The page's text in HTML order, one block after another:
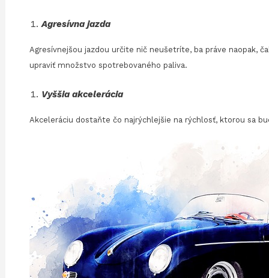
Agresívna jazda
Agresívnejšou jazdou určite nič neušetríte, ba práve naopak,
upraviť množstvo spotrebovaného paliva.
Vyššia akcelerácia
Akceleráciu dostaňte čo najrýchlejšie na rýchlosť, ktorou sa